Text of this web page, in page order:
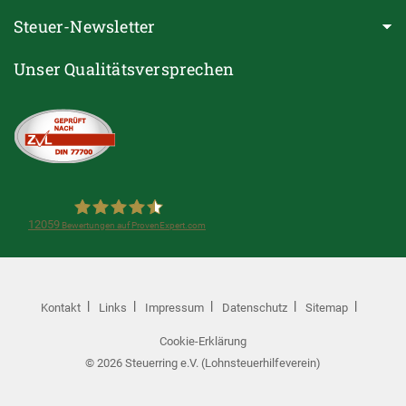
Steuer-Newsletter
Unser Qualitätsversprechen
Steuerring e.V.(Lohnsteuerhilfeverein)
12059 Bewertungen auf ProvenExpert.com
Kontakt Links Impressum Datenschutz Sitemap
Cookie-Erklärung
© 2026 Steuerring e.V. (Lohnsteuerhilfeverein)